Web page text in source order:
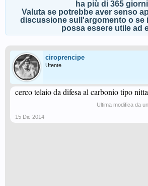
ha più di 365
Valuta se potrebbe aver senso
discussione sull'argomento o se
possa essere utile ad
ciroprencipe
Utente
cerco telaio da difesa al carbonio tipo
Ultima modifica da
15 Dic 2014